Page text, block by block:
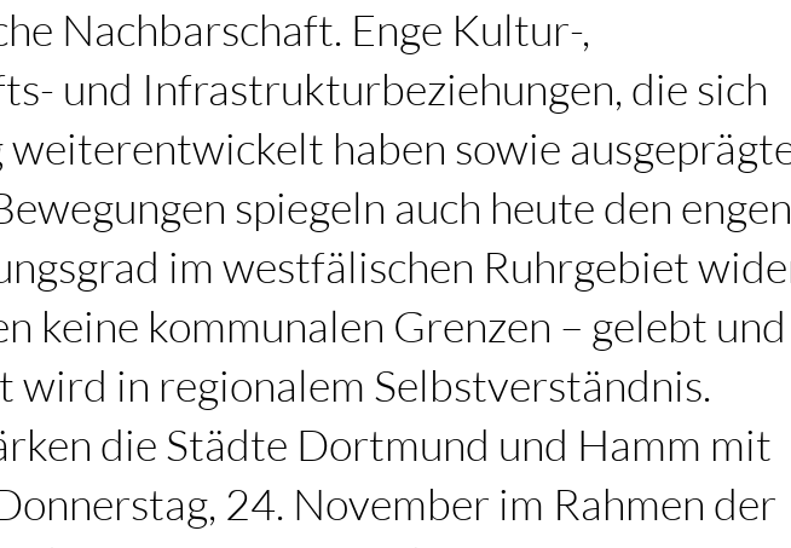
Nachbarschaft. Enge Kultur-,
und Infrastrukturbeziehungen, die sich
weiterentwickelt haben sowie
spiegeln auch heute den engen
im westfälischen Ruhrgebiet
keine kommunalen Grenzen – gelebt und
wird in regionalem Selbstverständnis.
die Städte Dortmund und Hamm mit
24. November im Rahmen der